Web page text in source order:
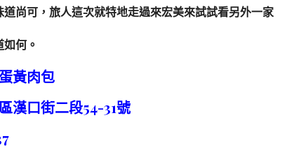
道尚可，旅人這次就特地走過來宏美來試試看另外一家
何。
黃肉包
漢口街二段54-31號